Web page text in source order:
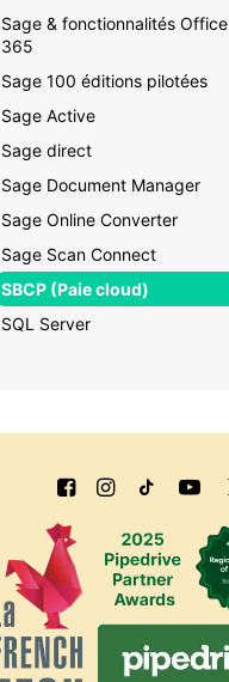
Sage & fonctionnalités Office
365
Sage 100 éditions pilotées
Sage Active
Sage direct
Sage Document Manager
Sage Online Converter
Sage Scan Connect
SBCP (Paie cloud)
SQL Server